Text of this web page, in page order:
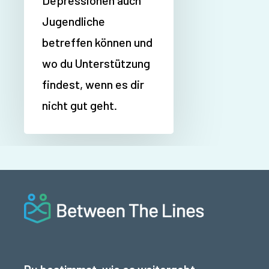
Jugendliche
betreffen können und
wo du Unterstützung
findest, wenn es dir
nicht gut geht.